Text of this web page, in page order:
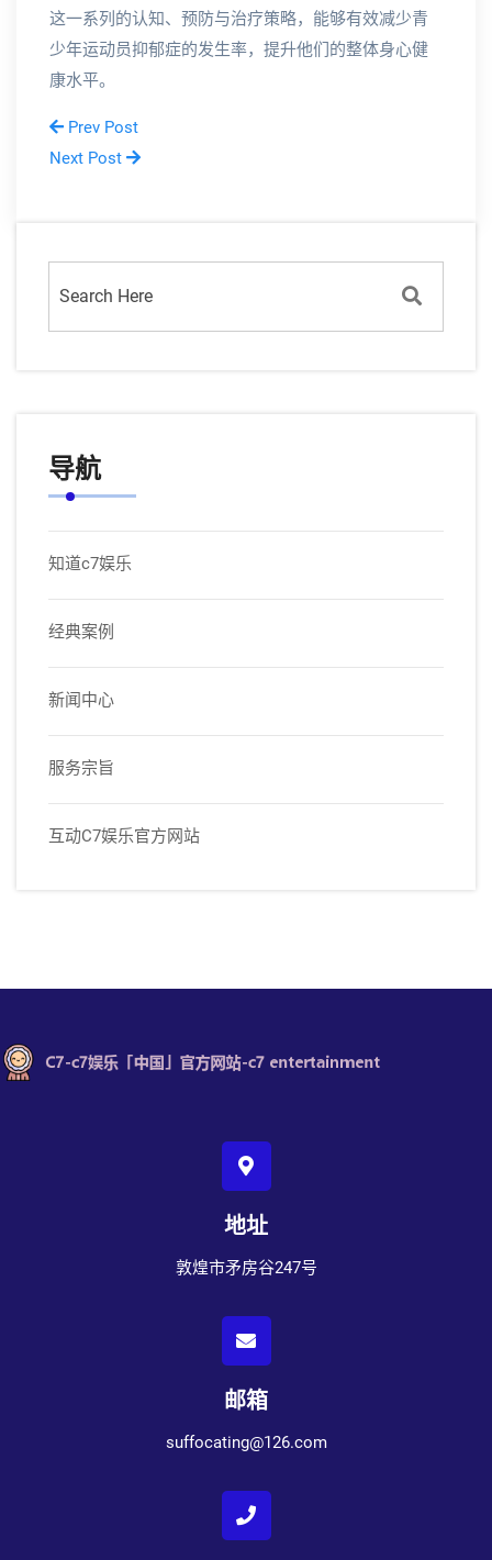
这一系列的认知、预防与治疗策略，能够有效减少青
少年运动员抑郁症的发生率，提升他们的整体身心健
康水平。
Prev Post
Next Post
导航
知道c7娱乐
经典案例
新闻中心
服务宗旨
互动C7娱乐官方网站
地址
敦煌市矛房谷247号
邮箱
suffocating@126.com